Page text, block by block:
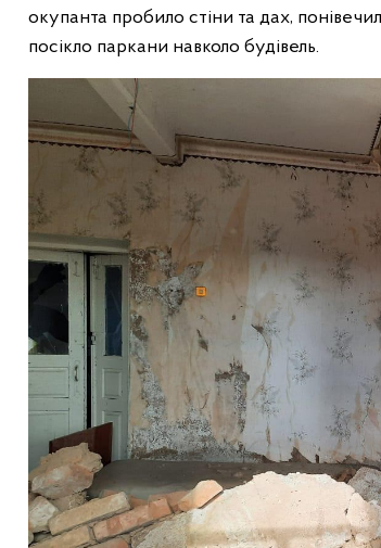
окупанта пробило стіни та дах,
посікло паркани навколо будівель.